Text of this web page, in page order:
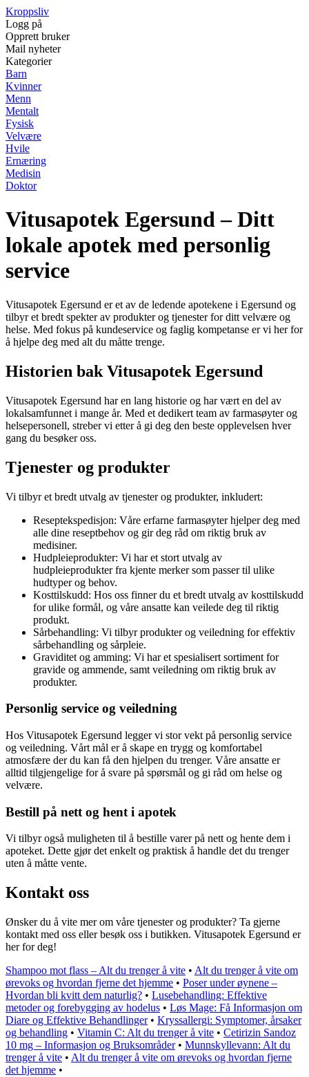
Kroppsliv
Logg på
Opprett bruker
Mail nyheter
Kategorier
Barn
Kvinner
Menn
Mentalt
Fysisk
Velvære
Hvile
Ernæring
Medisin
Doktor
Vitusapotek Egersund – Ditt
lokale apotek med personlig
service
Vitusapotek Egersund er et av de ledende apotekene i Egersund og
tilbyr et bredt spekter av produkter og tjenester for ditt velvære og
helse. Med fokus på kundeservice og faglig kompetanse er vi her for
å hjelpe deg med alt du måtte trenge.
Historien bak Vitusapotek Egersund
Vitusapotek Egersund har en lang historie og har vært en del av
lokalsamfunnet i mange år. Med et dedikert team av farmasøyter og
helsepersonell, streber vi etter å gi deg den beste opplevelsen hver
gang du besøker oss.
Tjenester og produkter
Vi tilbyr et bredt utvalg av tjenester og produkter, inkludert:
Reseptekspedisjon: Våre erfarne farmasøyter hjelper deg med
alle dine reseptbehov og gir deg råd om riktig bruk av
medisiner.
Hudpleieprodukter: Vi har et stort utvalg av
hudpleieprodukter fra kjente merker som passer til ulike
hudtyper og behov.
Kosttilskudd: Hos oss finner du et bredt utvalg av kosttilskudd
for ulike formål, og våre ansatte kan veilede deg til riktig
produkt.
Sårbehandling: Vi tilbyr produkter og veiledning for effektiv
sårbehandling og sårpleie.
Graviditet og amming: Vi har et spesialisert sortiment for
gravide og ammende, samt veiledning om riktig bruk av
produkter.
Personlig service og veiledning
Hos Vitusapotek Egersund legger vi stor vekt på personlig service
og veiledning. Vårt mål er å skape en trygg og komfortabel
atmosfære der du kan få den hjelpen du trenger. Våre ansatte er
alltid tilgjengelige for å svare på spørsmål og gi råd om helse og
velvære.
Bestill på nett og hent i apotek
Vi tilbyr også muligheten til å bestille varer på nett og hente dem i
apoteket. Dette gjør det enkelt og praktisk å handle det du trenger
uten å måtte vente.
Kontakt oss
Ønsker du å vite mer om våre tjenester og produkter? Ta gjerne
kontakt med oss eller besøk oss i butikken. Vitusapotek Egersund er
her for deg!
Shampoo mot flass – Alt du trenger å vite • Alt du trenger å vite om
ørevoks og hvordan fjerne det hjemme • Poser under øynene –
Hvordan bli kvitt dem naturlig? • Lusebehandling: Effektive
metoder og forebygging av hodelus • Løs Mage: Få Informasjon om
Diare og Effektive Behandlinger• Kryssallergi: Symptomer, årsaker
og behandling • Vitamin C: Alt du trenger å vite • Cetirizin Sandoz
10 mg – Informasjon og Bruksområder• Munnskyllevann: Alt du
trenger å vite • Alt du trenger å vite om ørevoks og hvordan fjerne
det hjemme •